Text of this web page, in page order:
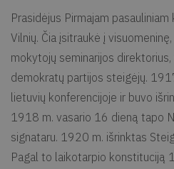
Prasidėjus Pirmajam
Vilnių. Čia įsitraukė į
mokytojų seminarijos direktorius,
demokratų partijos steigėjų.
lietuvių konferencijoje ir buvo
1918 m. vasario 16 dieną tapo
signataru. 1920 m. išrinktas
Pagal to laikotarpio konstituciją